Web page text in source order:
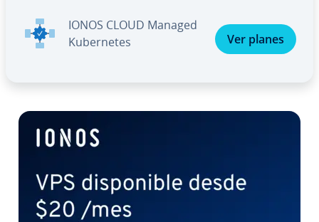
IONOS CLOUD Managed
Ku­be­r­ne­tes
Ver planes